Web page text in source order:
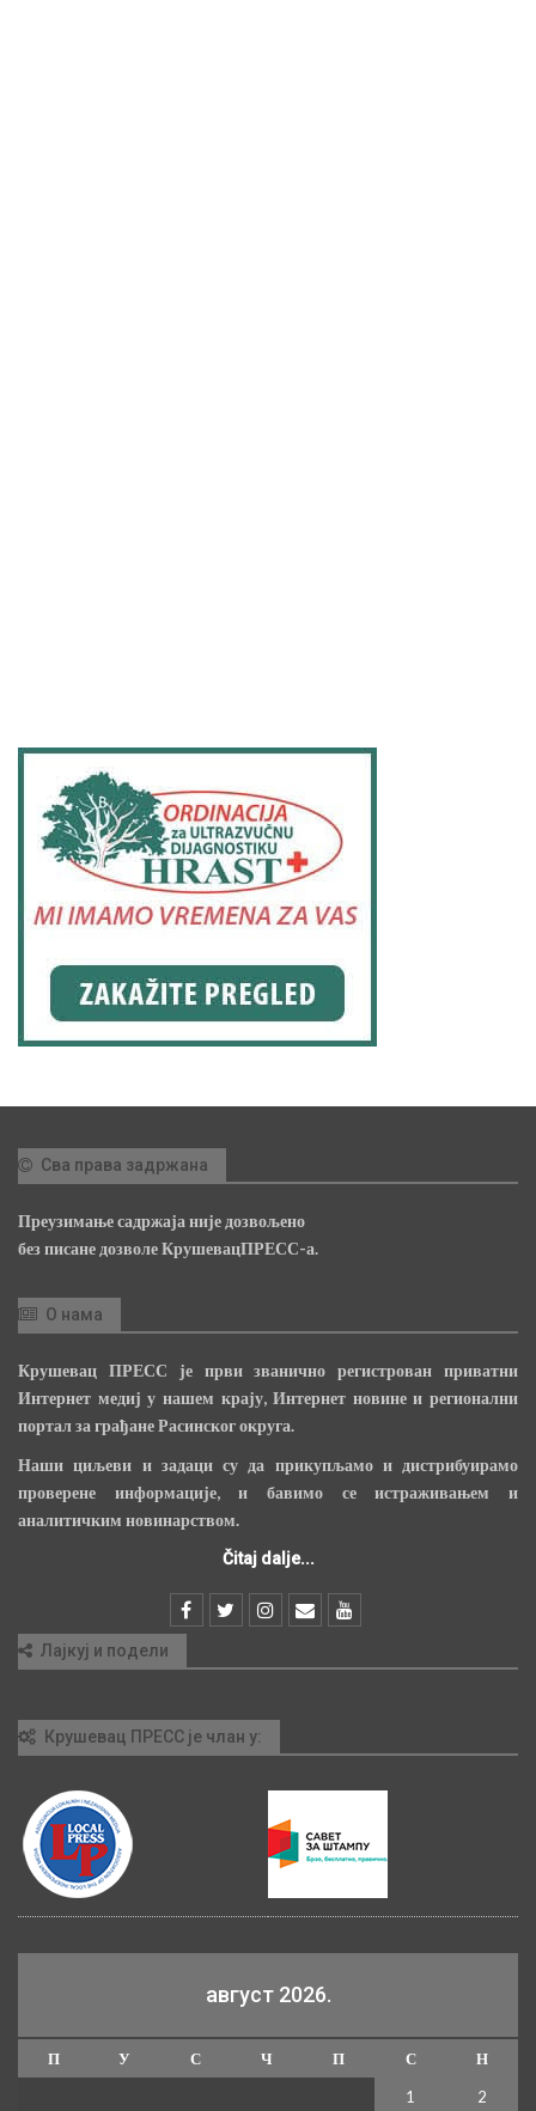
Сва права задржана
Преузимање садржаја није дозвољено
без писане дозволе КрушевацПРЕСС-а.
О нама
Крушевац ПРЕСС је први званично регистрован приватни
Интернет медиј у нашем крају, Интернет новине и регионални
портал за грађане Расинског округа.
Наши циљеви и задаци су да прикупљамо и дистрибуирамо
проверене информације, и бавимо се истраживањем и
аналитичким новинарством.
Čitaj dalje...
Лајкуј и подели
Крушевац ПРЕСС је члан у:
август 2026.
П У С Ч П С
Н
1
2